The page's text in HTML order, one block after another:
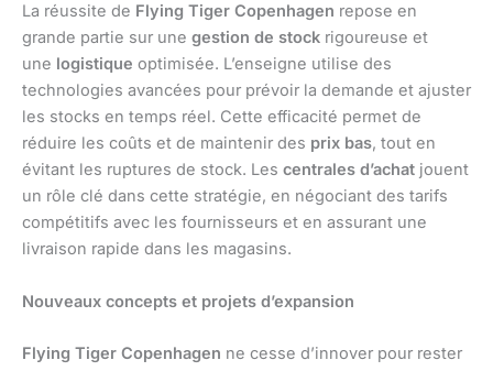
La réussite de Flying Tiger Copenhagen repose en
grande partie sur une gestion de stock rigoureuse et
une logistique optimisée. L’enseigne utilise des
technologies avancées pour prévoir la demande et ajuster
les stocks en temps réel. Cette efficacité permet de
réduire les coûts et de maintenir des prix bas, tout en
évitant les ruptures de stock. Les centrales d’achat jouent
un rôle clé dans cette stratégie, en négociant des tarifs
compétitifs avec les fournisseurs et en assurant une
livraison rapide dans les magasins.
Nouveaux concepts et projets d’expansion
Flying Tiger Copenhagen ne cesse d’innover pour rester